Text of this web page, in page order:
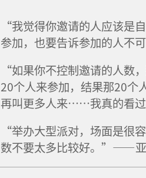
“我觉得你邀请的人应该是
参加，也要告诉参加的人
“如果你不控制邀请的人数
20个人来参加，结果那20个
再叫更多人来……我真的看
“举办大型派对，场面是很
数不要太多比较好。”——